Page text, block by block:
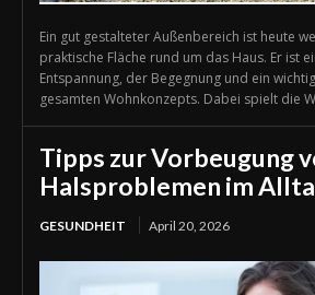
Ein gut gestalteter Außenbereich ist heute
praktische Fläche rund um das Haus. Er ist
Entspannung, der Begegnung und ein
gesamten Wohnkonzepts. Dabei spielt die
Tipps zur Vorbeugung
Halsproblemen im
GESUNDHEIT April 20, 2026